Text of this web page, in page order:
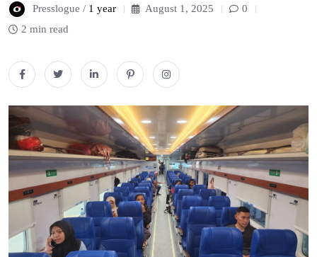
Presslogue / 1 year August 1, 2025
0
2 min read